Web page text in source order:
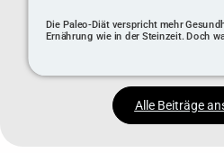
Die Paleo-Diät verspricht mehr
Ernährung wie in der Steinzeit. Doch
Alle Beiträge